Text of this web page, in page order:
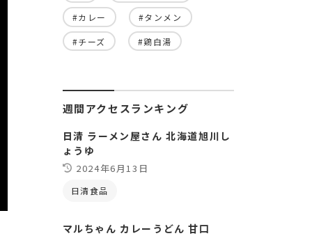
#カレー #タンメン
#チーズ #鶏白湯
週間アクセスランキング
日清 ラーメン屋さん 北海道旭川し
ょうゆ
2024年6月13日
日清食品
マルちゃん カレーうどん 甘口